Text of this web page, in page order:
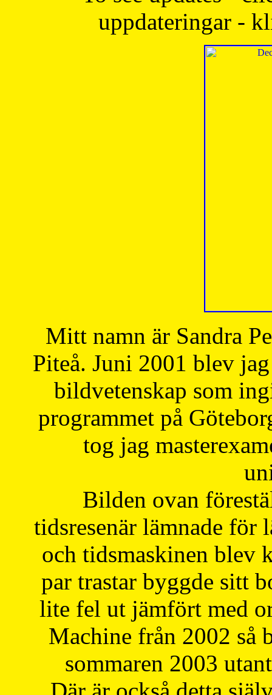
uppdateringar -
Mitt namn är Sandra
Piteå. Juni 2001 blev
bildvetenskap som
programmet på
tog jag
Bilden ovan
tidsresenär lämnade för
och tidsmaskinen blev
par trastar byggde sitt
lite fel ut jämfört med
Machine från 2002 så
sommaren 2003